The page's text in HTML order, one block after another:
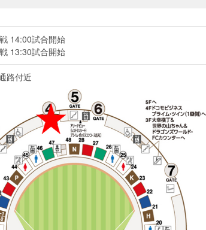
14:00試合開始
13:30試合開始
路付近